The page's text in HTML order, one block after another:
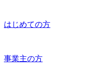
はじめての方
事業主の方